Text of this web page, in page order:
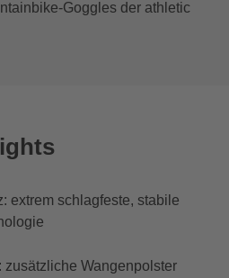
Goggles der athletic
extrem schlagfeste, stabile
zusätzliche Wangenpolster